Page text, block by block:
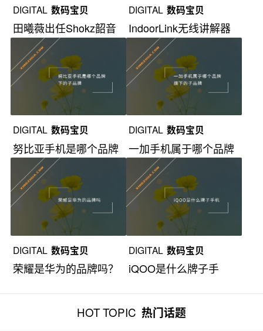
DIGITAL 数码宝贝
田曦薇出任Shokz韶音
全球品牌大使
DIGITAL 数码宝贝
IndoorLink无线讲解器
亮相MWC
DIGITAL 数码宝贝
努比亚手机是哪个品牌
下的子品牌？
DIGITAL 数码宝贝
一加手机属于哪个品牌
旗下的子品牌？
DIGITAL 数码宝贝
荣耀是华为的品牌吗？
DIGITAL 数码宝贝
iQOO是什么牌子手
HOT TOPIC 热门话题